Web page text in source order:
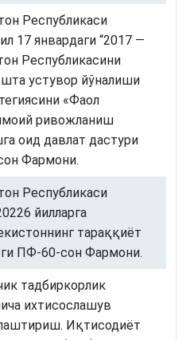
Республикаси
17 январдаги “2017 —
Республикасини
устувор йўналиши
«Фаол
ривожланиш
оид давлат дастури
Фармони.
Республикаси
йилларга
тараққиёт
ПФ-60-сон Фармони.
тадбиркорлик
ихтисослашув
Иқтисодиёт